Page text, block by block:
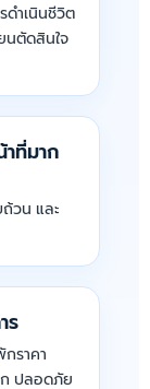
ดำเนินชีวิต
นตัดสินใจ
าที่มาก
วน และ
ร
ราคา
ก ปลอดภัย